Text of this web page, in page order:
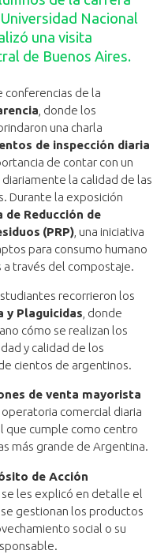
Nacional
una visita
de Buenos Aires.
conferencias de la
, donde los
una charla
de inspección diaria
de contar con un
diariamente la calidad de las
Durante la exposición
de Reducción de
(PRP) , una iniciativa
para consumo humano
a través del compostaje.
recorrieron los
y Plaguicidas , donde
cómo se realizan los
y calidad de los
cientos de argentinos.
de venta mayorista
comercial diaria
que cumple como centro
más grande de Argentina.
de Acción
se les explicó en detalle el
gestionan los productos
social o su